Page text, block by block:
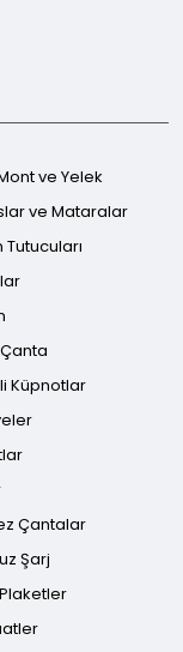
ve Yelek
ve Mataralar
Küpnotlar
Çantalar
Şarj